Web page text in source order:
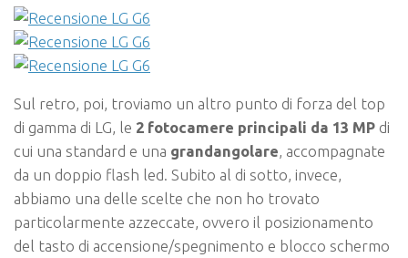
Sul retro, poi, troviamo un altro punto di forza del top
di gamma di LG, le 2 fotocamere principali da 13 MP di
cui una standard e una grandangolare, accompagnate
da un doppio flash led. Subito al di sotto, invece,
abbiamo una delle scelte che non ho trovato
particolarmente azzeccate, ovvero il posizionamento
del tasto di accensione/spegnimento e blocco schermo